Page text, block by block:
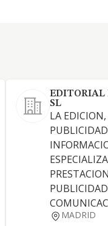
EDITORIAL
SL
LA
MADRID